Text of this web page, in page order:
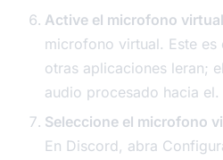
Active el microfono
microfono virtual. Este
otras aplicaciones leran;
audio procesado hacia el.
Seleccione el microfono
En Discord, abra